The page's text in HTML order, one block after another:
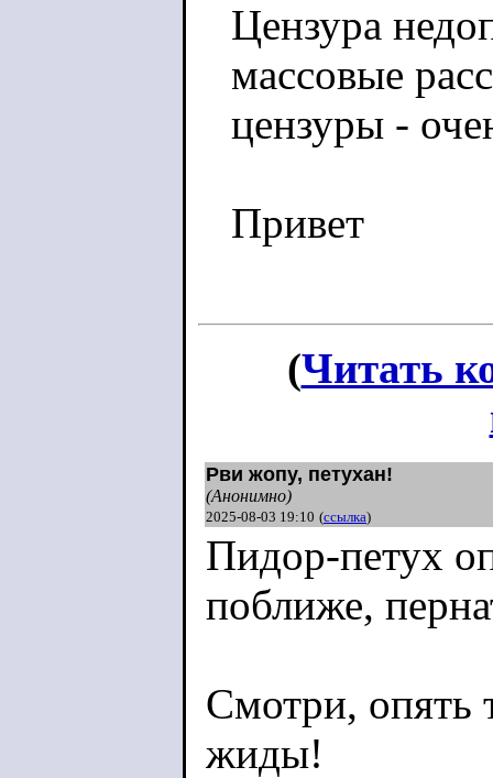
Цензура
массовые
цензуры -
Привет
(Читать
Рви жопу, петухан!
(Анонимно)
2025-08-03 19:10 (ссылка)
Пидор-петух
поближе,
Смотри, опять
жиды!